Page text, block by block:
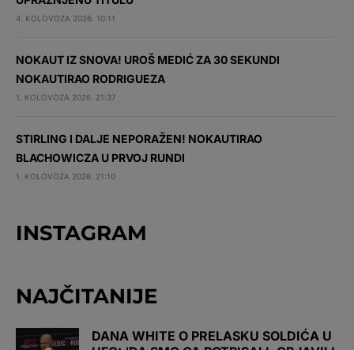
4. KOLOVOZA 2026. 10:11
NOKAUT IZ SNOVA! UROŠ MEDIĆ ZA 30 SEKUNDI
NOKAUTIRAO RODRIGUEZA
1. KOLOVOZA 2026. 21:37
STIRLING I DALJE NEPORAŽEN! NOKAUTIRAO
BLACHOWICZA U PRVOJ RUNDI
1. KOLOVOZA 2026. 21:10
INSTAGRAM
NAJČITANIJE
DANA WHITE O PRELASKU SOLDIĆA U